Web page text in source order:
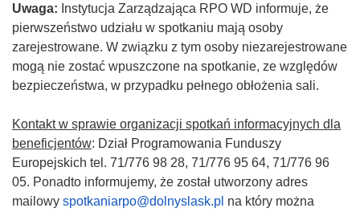
Uwaga: Instytucja Zarządzająca RPO WD informuje, że
pierwszeństwo udziału w spotkaniu mają osoby
zarejestrowane. W związku z tym osoby niezarejestrowane
mogą nie zostać wpuszczone na spotkanie, ze względów
bezpieczeństwa, w przypadku pełnego obłożenia sali.
Kontakt w sprawie organizacji spotkań informacyjnych dla
beneficjentów: Dział Programowania Funduszy
Europejskich tel. 71/776 98 28, 71/776 95 64, 71/776 96
05. Ponadto informujemy, że został utworzony adres
mailowy spotkaniarpo@dolnyslask.pl na który można